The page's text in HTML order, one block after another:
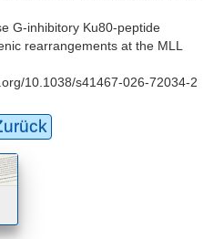
G-inhibitory Ku80-peptide
rearrangements at the MLL
10.1038/s41467-026-72034-2